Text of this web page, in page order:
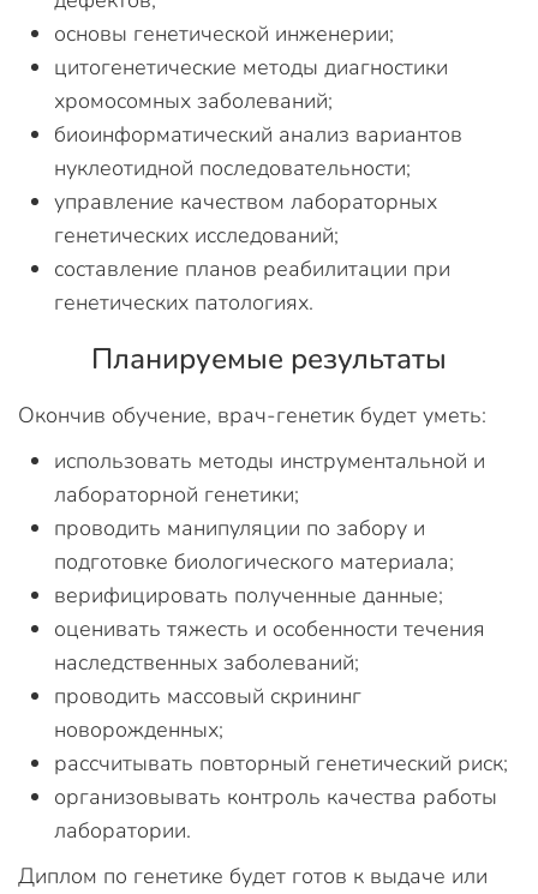
основы генетической инженерии;
цитогенетические методы диагностики
хромосомных заболеваний;
биоинформатический анализ вариантов
нуклеотидной последовательности;
управление качеством лабораторных
генетических исследований;
составление планов реабилитации при
генетических патологиях.
Планируемые результаты
Окончив обучение, врач-генетик будет уметь:
использовать методы инструментальной и
лабораторной генетики;
проводить манипуляции по забору и
подготовке биологического материала;
верифицировать полученные данные;
оценивать тяжесть и особенности течения
наследственных заболеваний;
проводить массовый скрининг
новорожденных;
рассчитывать повторный генетический риск;
организовывать контроль качества работы
лаборатории.
Диплом по генетике будет готов к выдаче или